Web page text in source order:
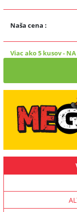
Naša cena :
Viac ako 5 kusov-